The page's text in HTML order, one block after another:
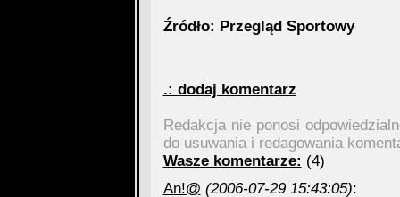
Źródło: Przegląd Sportowy
.: dodaj komentarz
Redakcja nie ponosi
do usuwania i redagowania
Wasze komentarze: (4)
An!@ (2006-07-29 15:43:05):